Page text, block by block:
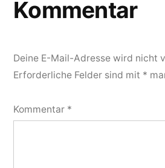
Kommentar
Deine E-Mail-Adresse wird nicht
Erforderliche Felder sind mit *
Kommentar *